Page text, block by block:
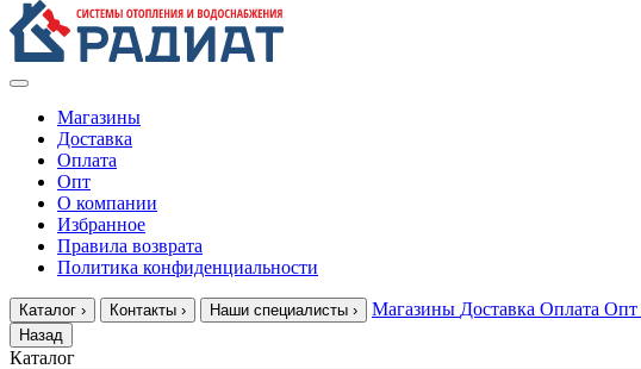
Магазины
Доставка
Оплата
Опт
О компании
Избранное
Правила возврата
Политика конфиденциальности
Каталог › Контакты › Наши специалисты › Магазины Доставка Оплата Опт
Назад
Каталог